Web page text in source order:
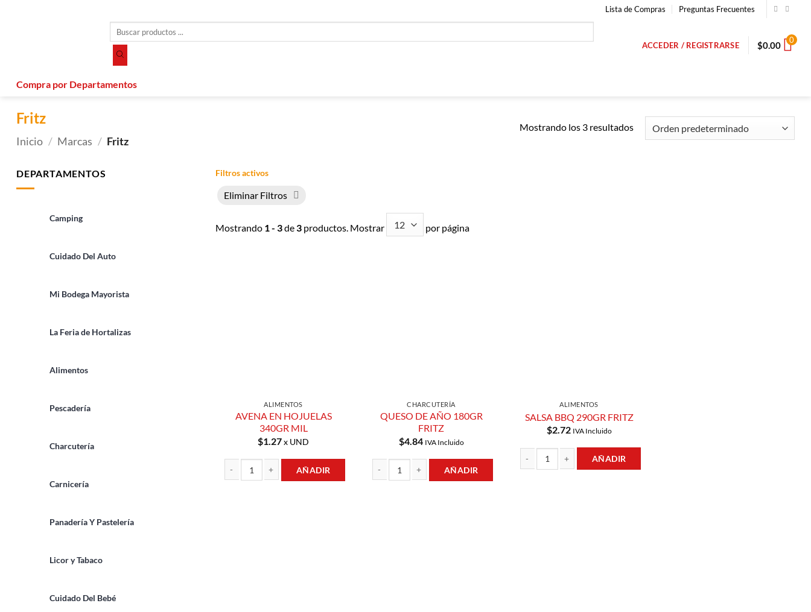
Lista de Compras Preguntas Frecuentes
productos
ACCEDER / REGISTRARSE $0.00 0
Compra por Departamentos
Fritz
Inicio / Marcas / Fritz
Mostrando los 3 resultados
DEPARTAMENTOS
Camping
Cuidado Del Auto
Mi Bodega Mayorista
La Feria de Hortalizas
Alimentos
Pescadería
Charcutería
Carnicería
Panadería Y Pastelería
Licor y Tabaco
Cuidado Del Bebé
Filtros activos
Eliminar Filtros
Mostrando 1 - 3de3 productos. Mostrar por página
ALIMENTOS
AVENA EN HOJUELAS
340GR MIL
$1.27x UND
AÑADIR
CHARCUTERÍA
QUESO DE AÑO 180GR
FRITZ
$4.84 IVA Incluido
AÑADIR
ALIMENTOS
SALSA BBQ 290GR FRITZ
$2.72 IVA Incluido
AÑADIR